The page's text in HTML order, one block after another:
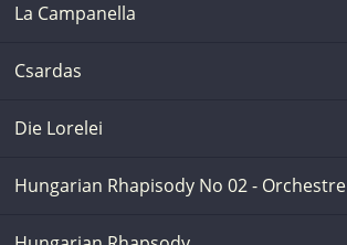
La Campanella
Csardas
Die Lorelei
Hungarian Rhapisody No 02 - Orchestre